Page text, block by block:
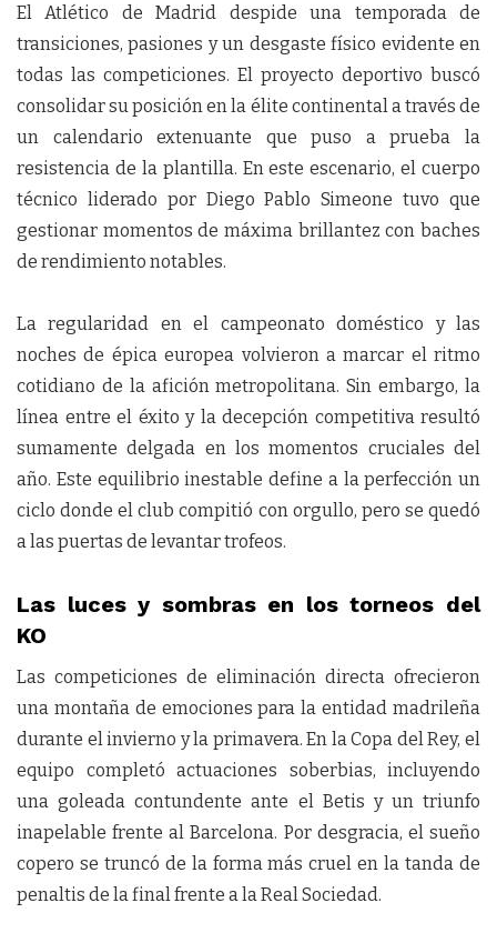
El Atlético de Madrid despide una temporada de
transiciones, pasiones y un desgaste físico evidente en
todas las competiciones. El proyecto deportivo buscó
consolidar su posición en la élite continental a través de
un calendario extenuante que puso a prueba la
resistencia de la plantilla. En este escenario, el cuerpo
técnico liderado por Diego Pablo Simeone tuvo que
gestionar momentos de máxima brillantez con baches
de rendimiento notables.
La regularidad en el campeonato doméstico y las
noches de épica europea volvieron a marcar el ritmo
cotidiano de la afición metropolitana. Sin embargo, la
línea entre el éxito y la decepción competitiva resultó
sumamente delgada en los momentos cruciales del
año. Este equilibrio inestable define a la perfección un
ciclo donde el club compitió con orgullo, pero se quedó
a las puertas de levantar trofeos.
Las luces y sombras en los torneos del
KO
Las competiciones de eliminación directa ofrecieron
una montaña de emociones para la entidad madrileña
durante el invierno y la primavera. En la Copa del Rey, el
equipo completó actuaciones soberbias, incluyendo
una goleada contundente ante el Betis y un triunfo
inapelable frente al Barcelona. Por desgracia, el sueño
copero se truncó de la forma más cruel en la tanda de
penaltis de la final frente a la Real Sociedad.